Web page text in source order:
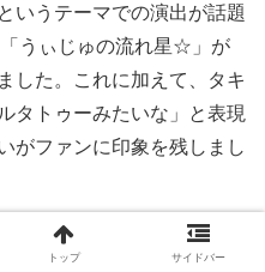
いうテーマでの演出が話題
うぃじゅの流れ星☆」が
した。これに加えて、タキ
タトゥーみたいな」と表現
がファンに印象を残しまし
&HEARTでのユニークな
トップ サイドバー